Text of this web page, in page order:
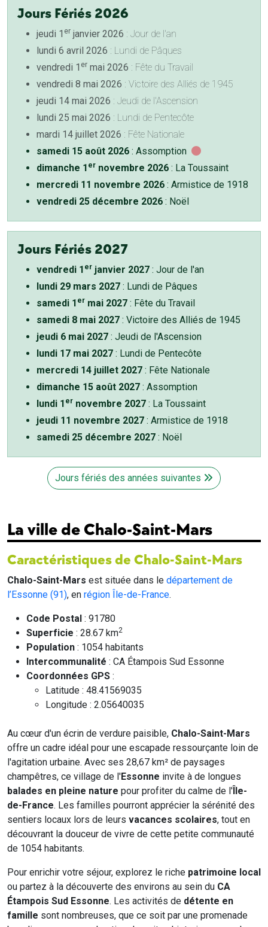
Jours Fériés 2026
jeudi 1 er janvier 2026 : Jour de l'an
lundi 6 avril 2026 : Lundi de Pâques
vendredi 1 er mai 2026 : Fête du Travail
vendredi 8 mai 2026 : Victoire des Alliés de 1945
jeudi 14 mai 2026 : Jeudi de l'Ascension
lundi 25 mai 2026 : Lundi de Pentecôte
mardi 14 juillet 2026 : Fête Nationale
samedi 15 août 2026 : Assomption
dimanche 1 er novembre 2026 : La Toussaint
mercredi 11 novembre 2026 : Armistice de 1918
vendredi 25 décembre 2026 : Noël
Jours Fériés 2027
vendredi 1 er janvier 2027 : Jour de l'an
lundi 29 mars 2027 : Lundi de Pâques
samedi 1 er mai 2027 : Fête du Travail
samedi 8 mai 2027 : Victoire des Alliés de 1945
jeudi 6 mai 2027 : Jeudi de l'Ascension
lundi 17 mai 2027 : Lundi de Pentecôte
mercredi 14 juillet 2027 : Fête Nationale
dimanche 15 août 2027 : Assomption
lundi 1 er novembre 2027 : La Toussaint
jeudi 11 novembre 2027 : Armistice de 1918
samedi 25 décembre 2027 : Noël
Jours fériés des années suivantes
La ville de Chalo-Saint-Mars
Caractéristiques de Chalo-Saint-Mars
Chalo-Saint-Mars est située dans le département de
l’Essonne (91), en région Île-de-France.
Code Postal : 91780
Superficie : 28.67 km2
Population : 1054 habitants
Intercommunalité : CA Étampois Sud Essonne
Coordonnées GPS :
Latitude : 48.41569035
Longitude : 2.05640035
Au cœur d'un écrin de verdure paisible, Chalo-Saint-Mars
offre un cadre idéal pour une escapade ressourçante loin de
l'agitation urbaine. Avec ses 28,67 km² de paysages
champêtres, ce village de l'Essonne invite à de longues
balades en pleine nature pour profiter du calme de l'Île-
de-France. Les familles pourront apprécier la sérénité des
sentiers locaux lors de leurs vacances scolaires, tout en
découvrant la douceur de vivre de cette petite communauté
de 1054 habitants.
Pour enrichir votre séjour, explorez le riche patrimoine local
ou partez à la découverte des environs au sein du CA
Étampois Sud Essonne. Les activités de détente en
famille sont nombreuses, que ce soit par une promenade